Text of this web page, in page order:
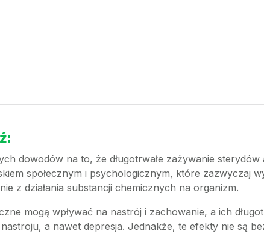
dowodów na to, że długotrwałe zażywanie
społecznym i psychologicznym, które
z działania substancji chemicznych na organizm.
mogą wpływać na nastrój i zachowanie, a ich
a nawet depresja. Jednakże, te efekty nie są